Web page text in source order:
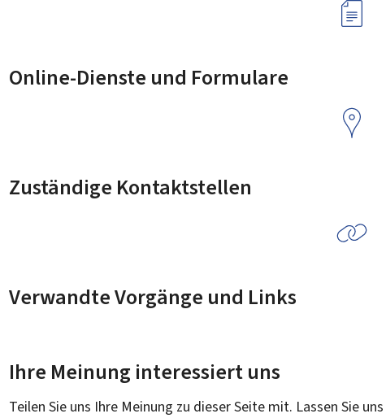
Online-Dienste und Formulare
Zuständige Kontaktstellen
Verwandte Vorgänge und Links
Ihre Meinung interessiert uns
Teilen Sie uns Ihre Meinung zu dieser Seite mit. Lassen Sie